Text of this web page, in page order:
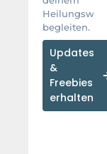
Heilungsweg
begleiten.
Updates
&
Freebies
erhalten